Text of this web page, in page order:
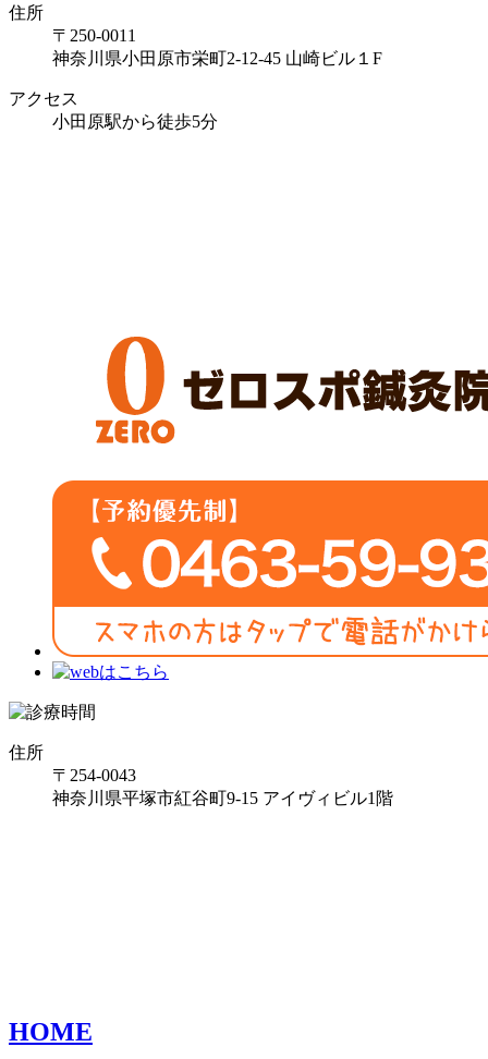
住所
〒250-0011
神奈川県小田原市栄町2-12-45 山崎ビル１F
アクセス
小田原駅から徒歩5分
住所
〒254-0043
神奈川県平塚市紅谷町9-15 アイヴィビル1階
HOME